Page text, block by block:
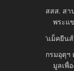
สสส. สา
พระแ
‘แม็คยีน
กรมอุตุฯ
มูลเพื่อ